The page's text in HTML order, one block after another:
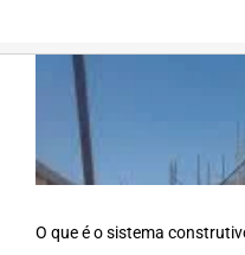
O que é o sistema